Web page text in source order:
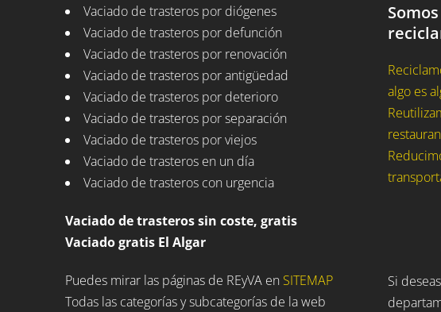
Vaciado de trasteros por diógenes
Vaciado de trasteros por defunción
Vaciado de trasteros por renovación
Vaciado de trasteros por antigüedad
Vaciado de trasteros por deterioro
Vaciado de trasteros por separación
Vaciado de trasteros por viejos
Vaciado de trasteros en un día
Vaciado de trasteros con urgencia
Vaciado de trasteros sin coste, gratis
Vaciado gratis El Algar
Puedes mirar las páginas de REyVA en SITEMAP
Todas las categorías y subcategorías de la web
algo es
Si